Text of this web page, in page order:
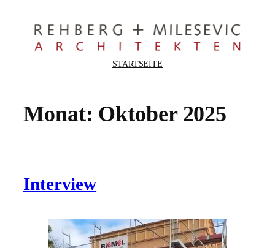
springen
STARTSEITE
Monat: Oktober 2025
Interview